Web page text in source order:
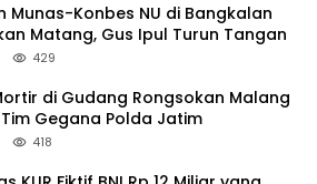
Munas-Konbes NU di Bangkalan
Matang, Gus Ipul Turun Tangan
429
di Gudang Rongsokan Malang
Gegana Polda Jatim
418